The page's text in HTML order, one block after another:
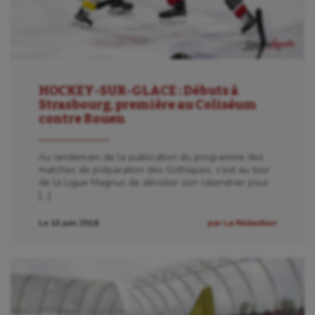
Crossfit
Danse
Equitation
Escrime
Flag football
Futsal
HOCKEY-SUR-GLACE : Débuts à
Strasbourg, première au Coliséum
contre Rouen
Au lendemain de la publication du programme des
matches de préparation des Gothiques, c’est au tour
de la Ligue Magnus de dévoiler son calendrier pour
Le 15 juin 2018 par La Rédaction